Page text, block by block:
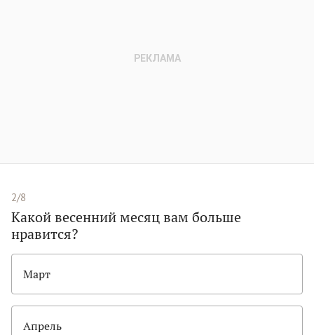
2/8
Какой весенний месяц вам больше
нравится?
Март
Апрель